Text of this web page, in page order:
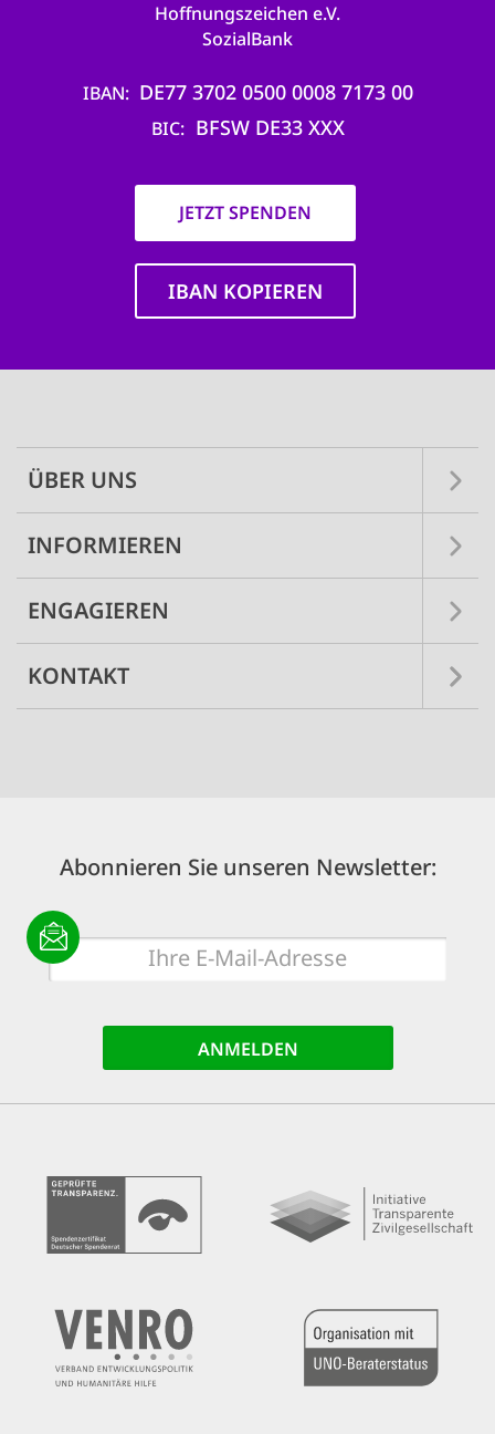
Hoffnungszeichen e.V.
SozialBank
IBAN DE77 3702 0500 0008 7173 00
BIC BFSW DE33 XXX
JETZT SPENDEN
IBAN KOPIEREN
ÜBER UNS
INFORMIEREN
ENGAGIEREN
KONTAKT
Abonnieren Sie unseren Newsletter:
E-
Mail